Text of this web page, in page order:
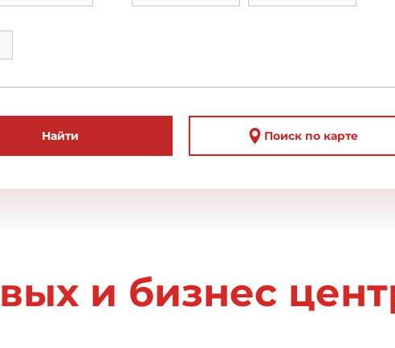
Найти Поиск по карте
и бизнес